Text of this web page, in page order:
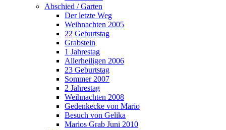
Abschied / Garten
Der letzte Weg
Weihnachten 2005
22 Geburtstag
Grabstein
1 Jahrestag
Allerheiligen 2006
23 Geburtstag
Sommer 2007
2 Jahrestag
Weihnachten 2008
Gedenkecke von Mario
Besuch von Gelika
Marios Grab Juni 2010